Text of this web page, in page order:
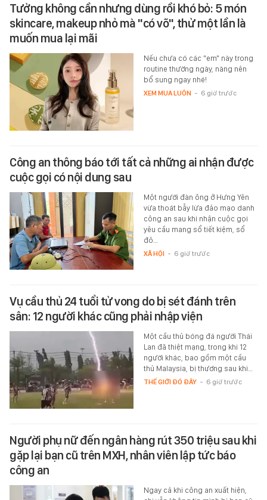
Tưởng không cần nhưng dùng rồi khó bỏ: 5 món
skincare, makeup nhỏ mà "có võ", thử một lần là
muốn mua lại mãi
Nếu chưa có các "em" này trong
routine thường ngày, nàng nên
bổ sung ngay nhé!
XEM MUA LUÔN - 6 giờ trước
Công an thông báo tới tất cả những ai nhận được
cuộc gọi có nội dung sau
Một người đàn ông ở Hưng Yên
vừa thoát bẫy lừa đảo mạo danh
công an sau khi nhận cuộc gọi
yêu cầu mang sổ tiết kiệm, sổ
đỏ…
XÃ HỘI - 6 giờ trước
Vụ cầu thủ 24 tuổi tử vong do bị sét đánh trên
sân: 12 người khác cũng phải nhập viện
Một cầu thủ bóng đá người Thái
Lan đã thiệt mạng, trong khi 12
người khác, bao gồm một cầu
thủ Malaysia, bị thương sau khi…
THẾ GIỚI ĐÓ ĐÂY - 6 giờ trước
Người phụ nữ đến ngân hàng rút 350 triệu sau khi
gặp lại bạn cũ trên MXH, nhân viên lập tức báo
công an
Ngay cả khi công an xuất hiện,